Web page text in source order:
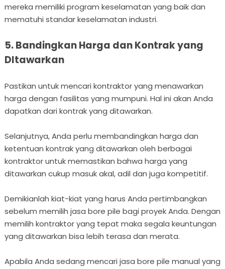
mereka memiliki program keselamatan yang baik dan
mematuhi standar keselamatan industri.
5. Bandingkan Harga dan Kontrak yang
DItawarkan
Pastikan untuk mencari kontraktor yang menawarkan
harga dengan fasilitas yang mumpuni. Hal ini akan Anda
dapatkan dari kontrak yang ditawarkan.
Selanjutnya, Anda perlu membandingkan harga dan
ketentuan kontrak yang ditawarkan oleh berbagai
kontraktor untuk memastikan bahwa harga yang
ditawarkan cukup masuk akal, adil dan juga kompetitif.
Demikianlah kiat-kiat yang harus Anda pertimbangkan
sebelum memilih jasa bore pile bagi proyek Anda. Dengan
memilih kontraktor yang tepat maka segala keuntungan
yang ditawarkan bisa lebih terasa dan merata.
Apabila Anda sedang mencari jasa bore pile manual yang